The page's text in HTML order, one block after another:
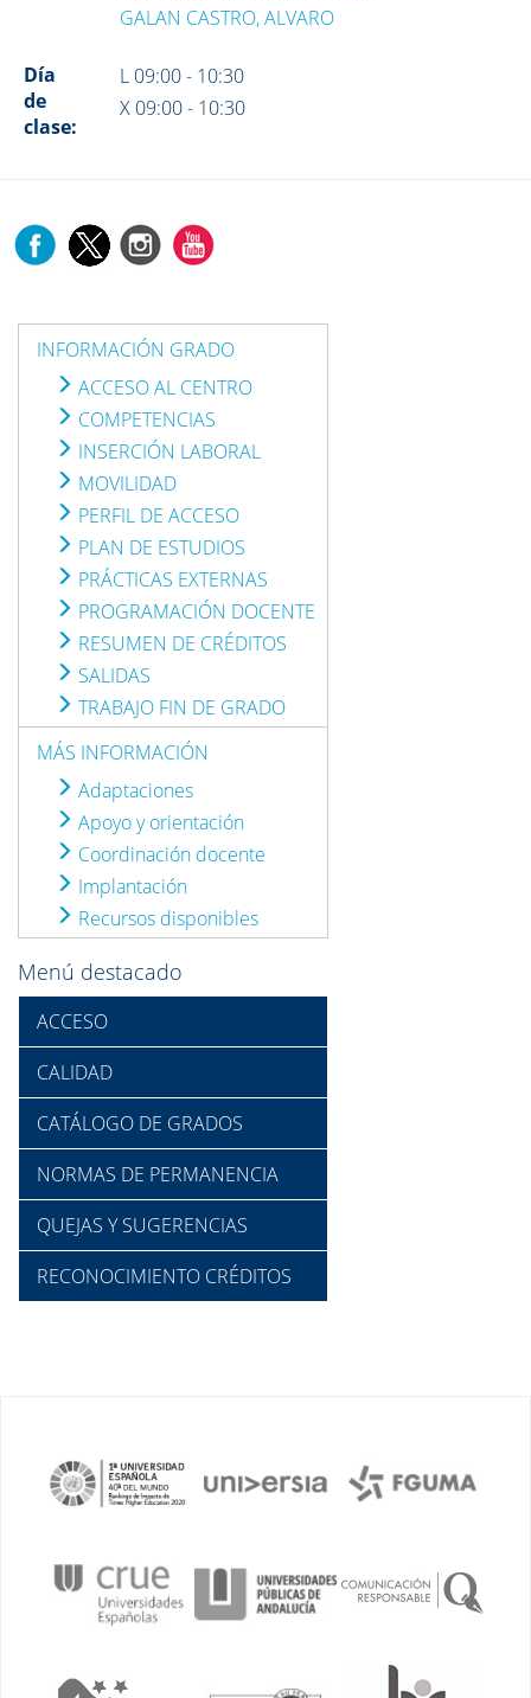
GALAN CASTRO, ALVARO
Día
de
clase:
L 09:00 - 10:30
X 09:00 - 10:30
INFORMACIÓN GRADO
ACCESO AL CENTRO
COMPETENCIAS
INSERCIÓN LABORAL
MOVILIDAD
PERFIL DE ACCESO
PLAN DE ESTUDIOS
PRÁCTICAS EXTERNAS
PROGRAMACIÓN DOCENTE
RESUMEN DE CRÉDITOS
SALIDAS
TRABAJO FIN DE GRADO
MÁS INFORMACIÓN
Adaptaciones
Apoyo y orientación
Coordinación docente
Implantación
Recursos disponibles
Menú destacado
ACCESO
CALIDAD
CATÁLOGO DE GRADOS
NORMAS DE PERMANENCIA
QUEJAS Y SUGERENCIAS
RECONOCIMIENTO CRÉDITOS